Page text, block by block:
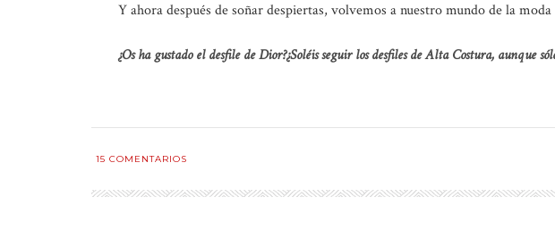
Y ahora después de soñar despiertas, volvemos a nuestro mundo de la
¿Os ha gustado el desfile de Dior?¿Soléis seguir los desfiles de Alta Costura, aunque
15 COMENTARIOS